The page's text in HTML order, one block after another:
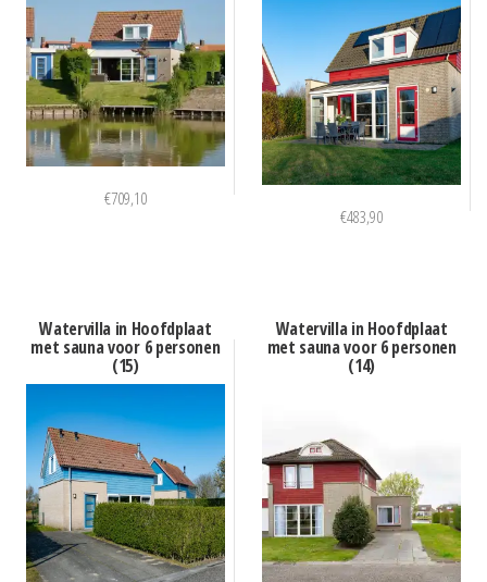
€709,10
€483,90
Watervilla in Hoofdplaat
met sauna voor 6 personen
(15)
Watervilla in Hoofdplaat
met sauna voor 6 personen
(14)